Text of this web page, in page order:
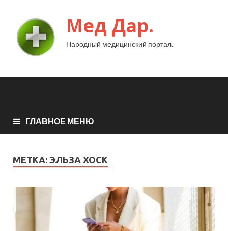
Мед Дар.
Народный медицинский портал.
ГЛАВНОЕ МЕНЮ
МЕТКА: ЭЛЬЗА ХОСК